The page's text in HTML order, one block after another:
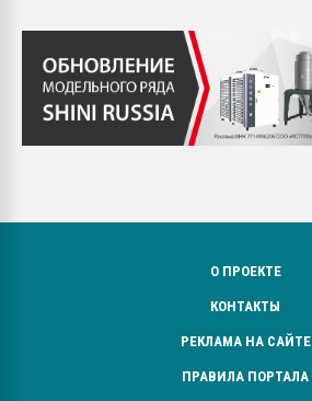
О ПРОЕКТЕ
КОНТАКТЫ
РЕКЛАМА НА САЙТЕ
ПРАВИЛА ПОРТАЛА